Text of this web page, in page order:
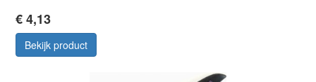
€ 4,13
Bekijk product